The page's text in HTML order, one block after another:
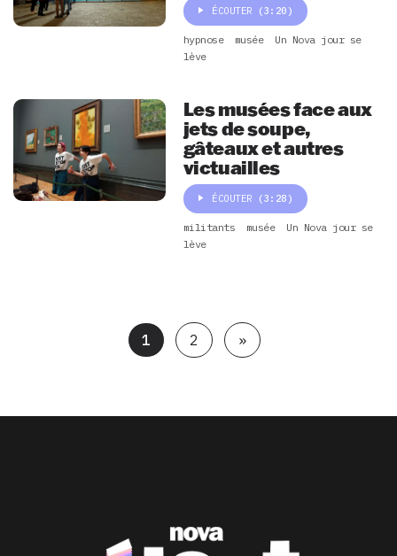
ÉCOUTER (3:20)
hypnose musée
Un Nova jour se
lève
Les musées face aux
jets de soupe,
gâteaux et autres
victuailles
ÉCOUTER (3:28)
militants musée
Un Nova jour se
lève
1 2 »